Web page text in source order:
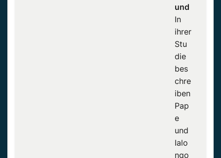
und
In
ihrer
Stu
die
bes
chre
iben
Pap
e
und
Ialo
ngo